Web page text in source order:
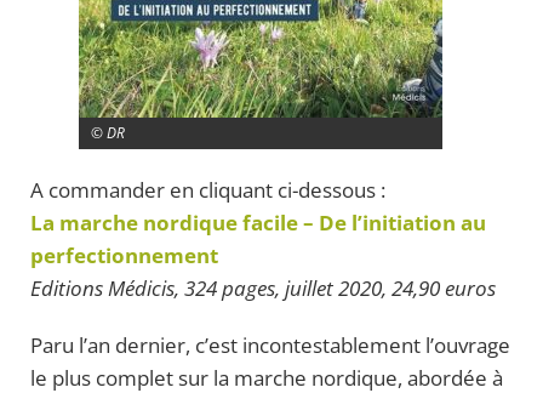
© DR
A commander en cliquant ci-dessous :
La marche nordique facile – De l’initiation au
perfectionnement
Editions Médicis, 324 pages, juillet 2020, 24,90 euros
Paru l’an dernier, c’est incontestablement l’ouvrage
le plus complet sur la marche nordique, abordée à